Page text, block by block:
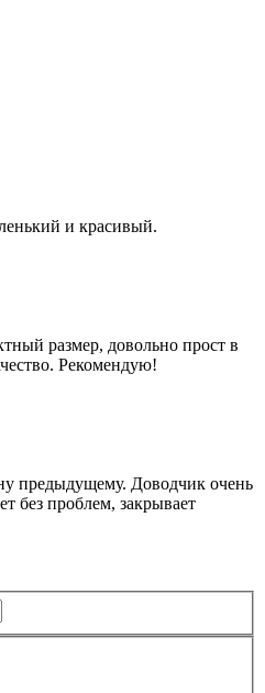
и красивый.
размер, довольно прост в
Рекомендую!
предыдущему. Доводчик очень
без проблем, закрывает